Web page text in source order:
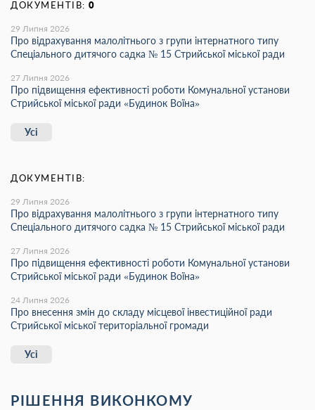
ДОКУМЕНТІВ: 0
29 Липня 2026
Про відрахування малолітнього з групи інтернатного типу
Спеціального дитячого садка № 15 Стрийської міської ради
27 Липня 2026
Про підвищення ефективності роботи Комунальної установи
Стрийської міської ради «Будинок Воїна»
Усі
ДОКУМЕНТІВ:
29 Липня 2026
Про відрахування малолітнього з групи інтернатного типу
Спеціального дитячого садка № 15 Стрийської міської ради
27 Липня 2026
Про підвищення ефективності роботи Комунальної установи
Стрийської міської ради «Будинок Воїна»
24 Липня 2026
Про внесення змін до складу місцевої інвестиційної ради
Стрийської міської територіальної громади
Усі
РІШЕННЯ ВИКОНКОМУ